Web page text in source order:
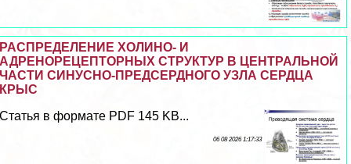
РАСПРЕДЕЛЕНИЕ ХОЛИНО- И
АДРЕНОРЕЦЕПТОРНЫХ СТРУКТУР В ЦЕНТРАЛЬНОЙ
ЧАСТИ СИНУСНО-ПРЕДСЕРДНОГО УЗЛА СЕРДЦА
КРЫС
Статья в формате PDF 145 KB...
06 08 2026 1:17:33